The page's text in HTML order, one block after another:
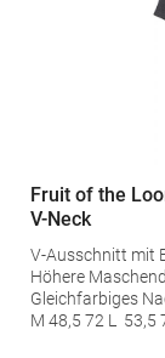
Fruit of the
V-Neck
V-Ausschnitt mit
Höhere
Gleichfarbiges Nackenband Größe
M 48,5 72 L 53,5 74,5 XL 58,5 77 XXL 63,5 78,5 Tol +/- 2,5 2,5